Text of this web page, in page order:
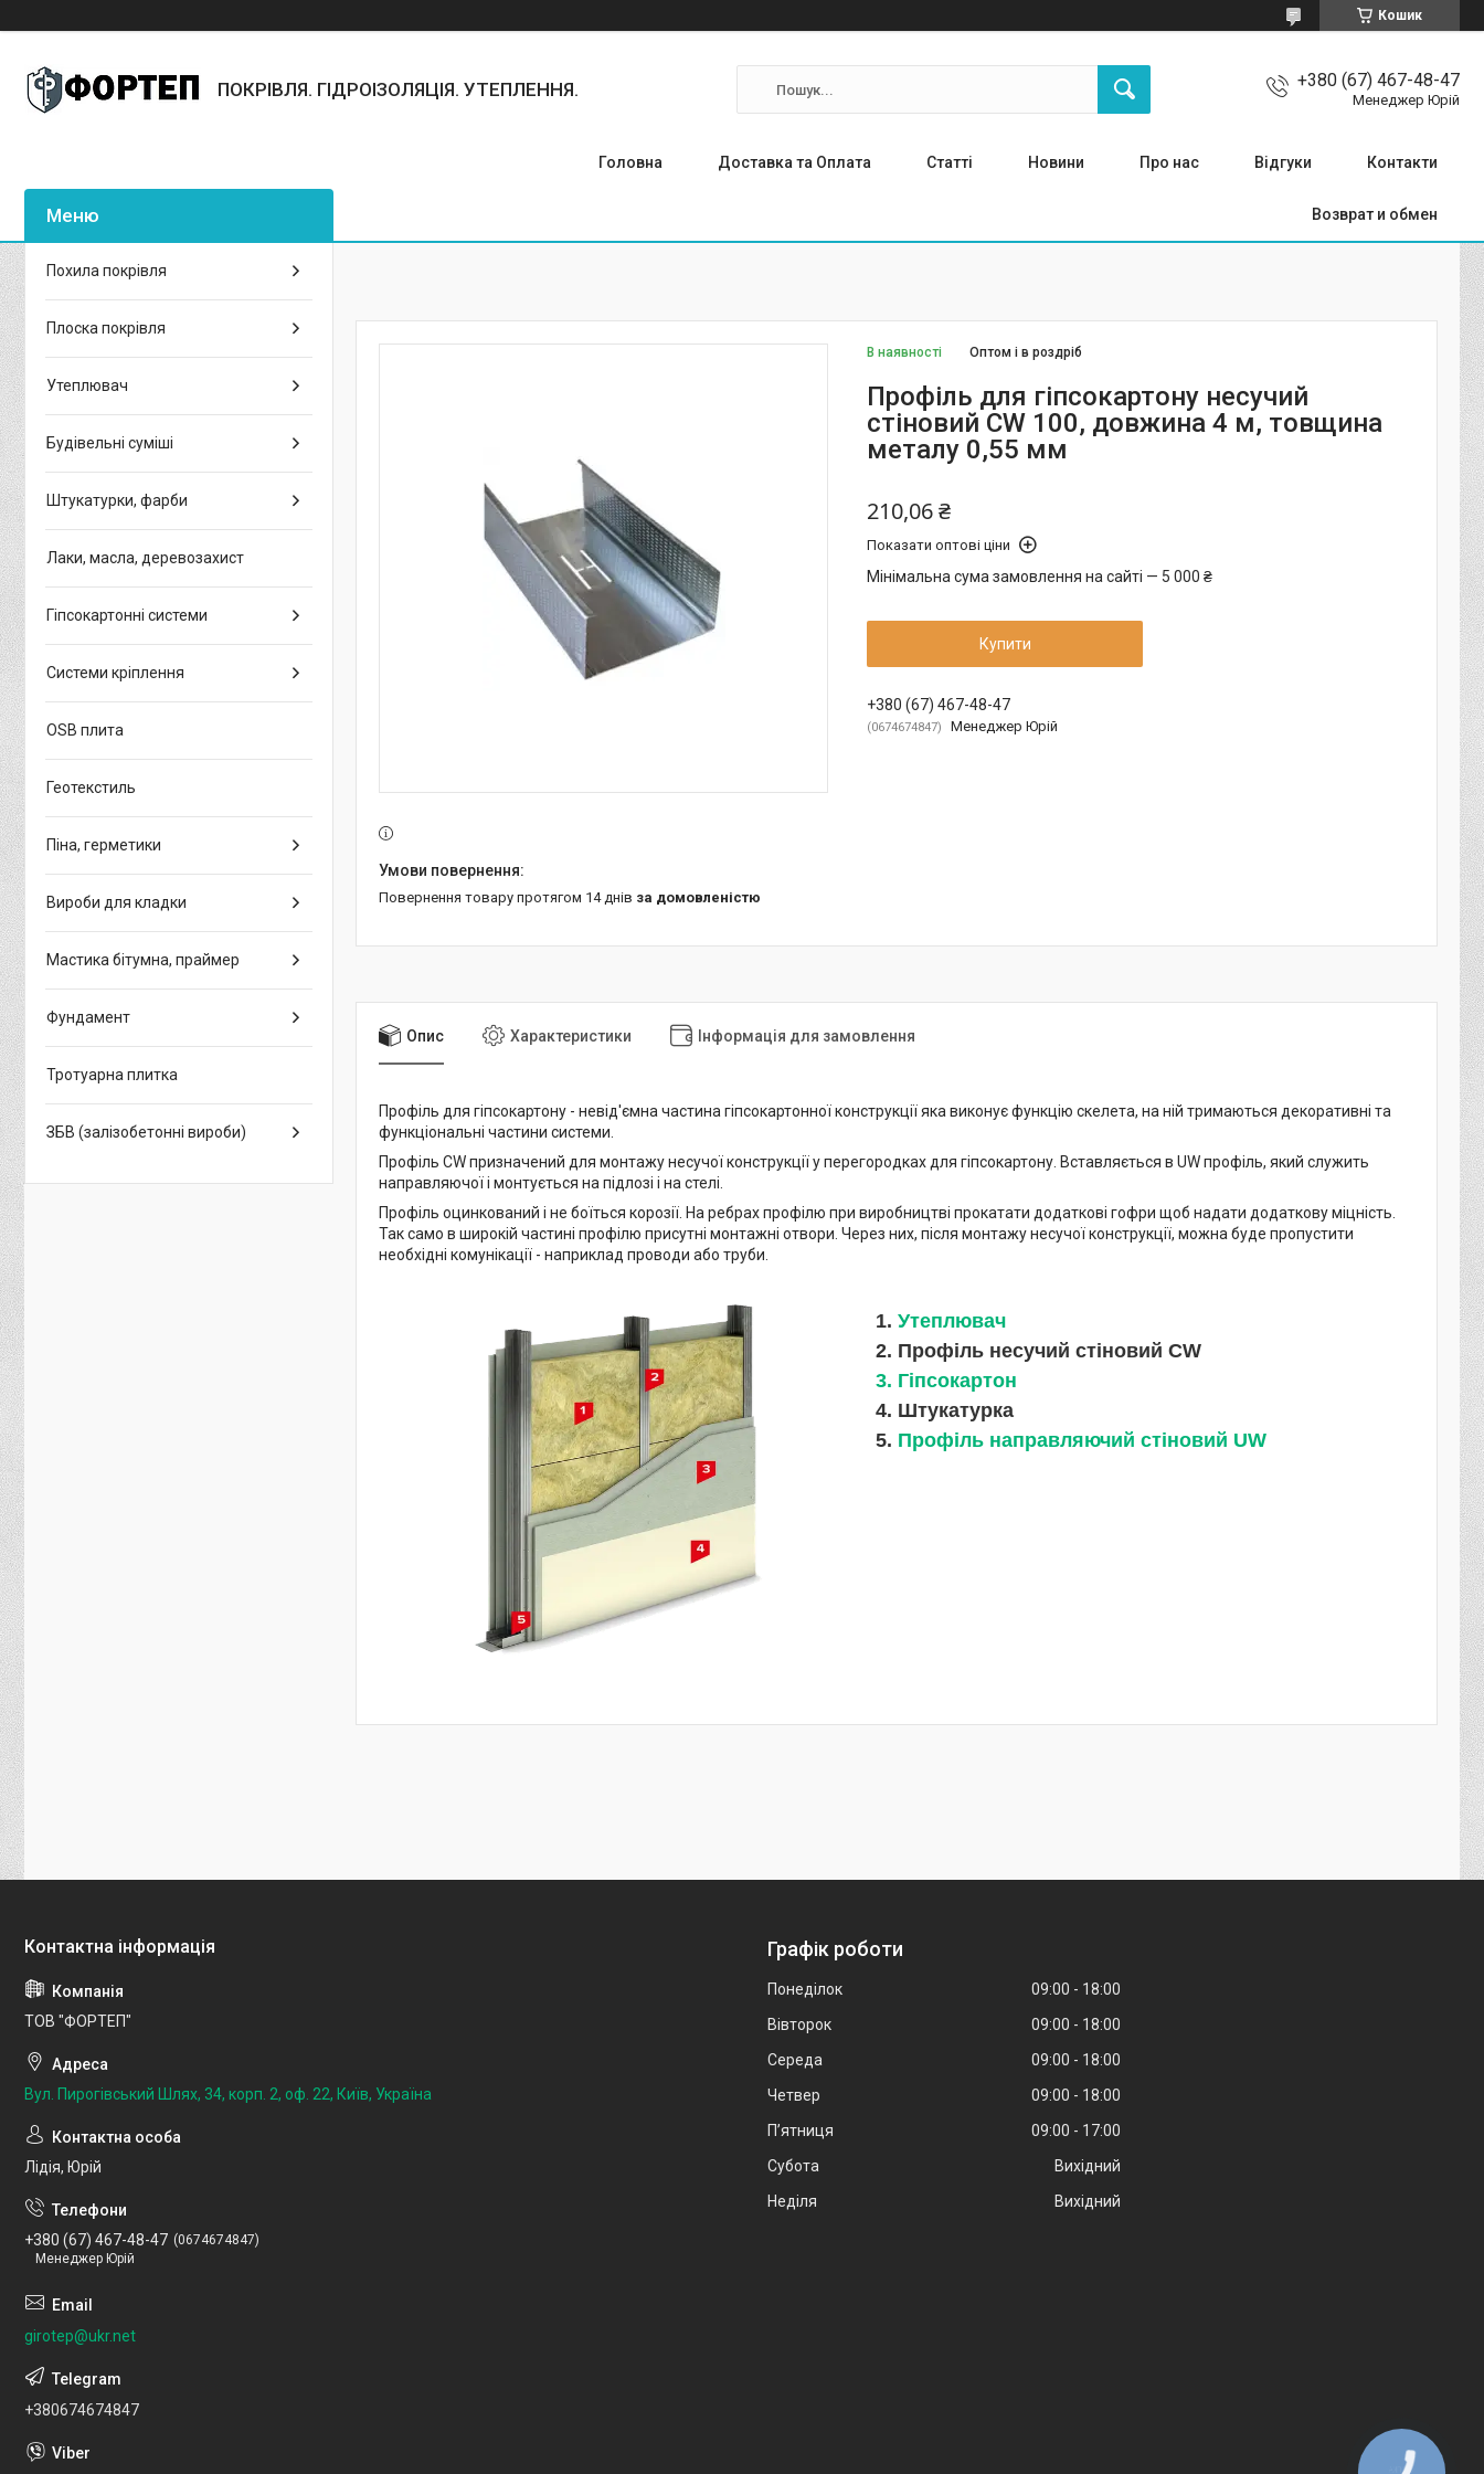
Кошик
ПОКРІВЛЯ. ГІДРОІЗОЛЯЦІЯ. УТЕПЛЕННЯ. +380 (67) 467-48-47
Менеджер Юрій
Головна Доставка та Оплата Статті Новини Про нас Відгуки Контакти
Возврат и обмен
В наявності Оптом і в роздріб
Профіль для гіпсокартону несучий
стіновий CW 100, довжина 4 м, товщина
металу 0,55 мм
210,06 ₴
Показати оптові ціни
Мінімальна сума замовлення на сайті — 5 000 ₴
Купити
+380 (67) 467-48-47
0674674847 Менеджер Юрій
повернення товару протягом 14 днів за домовленістю
Опис Характеристики Інформація для замовлення
Профіль для гіпсокартону - невід'ємна частина гіпсокартонної конструкції яка виконує функцію скелета, на ній тримаються декоративні та
функціональні частини системи.
Профіль СW призначений для монтажу несучої конструкції у перегородках для гіпсокартону. Вставляється в UW профіль, який служить
направляючої і монтується на підлозі і на стелі.
Профіль оцинкований і не боїться корозії. На ребрах профілю при виробництві прокатати додаткові гофри щоб надати додаткову міцність.
Так само в широкій частині профілю присутні монтажні отвори. Через них, після монтажу несучої конструкції, можна буде пропустити
необхідні комунікації - наприклад проводи або труби.
1. Утеплювач
2. Профіль несучий стіновий CW
3. Гіпсокартон
4. Штукатурка
5. Профіль направляючий стіновий UW
Похила покрівля
Плоска покрівля
Утеплювач
Будівельні суміші
Штукатурки, фарби
Лаки, масла, деревозахист
Гіпсокартонні системи
Системи кріплення
OSB плита
Геотекстиль
Піна, герметики
Вироби для кладки
Мастика бітумна, праймер
Фундамент
Тротуарна плитка
ЗБВ (залізобетонні вироби)
ТОВ "ФОРТЕП"
Вул. Пирогівський Шлях, 34, корп. 2, оф. 22, Київ, Україна
Лідія, Юрій
+380 (67) 467-48-47
0674674847
Менеджер Юрій
girotep@ukr.net
+380674674847
Графік роботи
Понеділок 09:00
18:00
Вівторок
09:00
18:00
Середа
09:00
18:00
Четвер
09:00
18:00
Пʼятниця
09:00
17:00
Субота
Вихідний
Неділя
Вихідний
КНОПКА